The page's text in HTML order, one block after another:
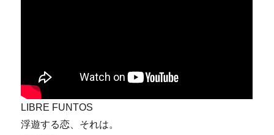
LIBRE FUNTOS
浮遊する恋、それは。